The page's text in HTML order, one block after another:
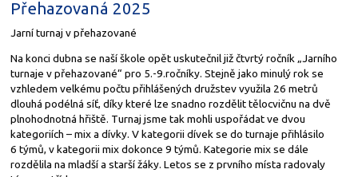
Přehazovaná 2025
Jarní turnaj v přehazované
Na konci dubna se naší škole opět uskutečnil již čtvrtý ročník „Jarního
turnaje v přehazované“ pro 5.-9.ročníky. Stejně jako minulý rok se
vzhledem velkému počtu přihlášených družstev využila 26 metrů
dlouhá podélná síť, díky které lze snadno rozdělit tělocvičnu na dvě
plnohodnotná hřiště. Turnaj jsme tak mohli uspořádat ve dvou
kategoriích – mix a dívky. V kategorii dívek se do turnaje přihlásilo
6 týmů, v kategorii mix dokonce 9 týmů. Kategorie mix se dále
rozdělila na mladší a starší žáky. Letos se z prvního místa radovaly